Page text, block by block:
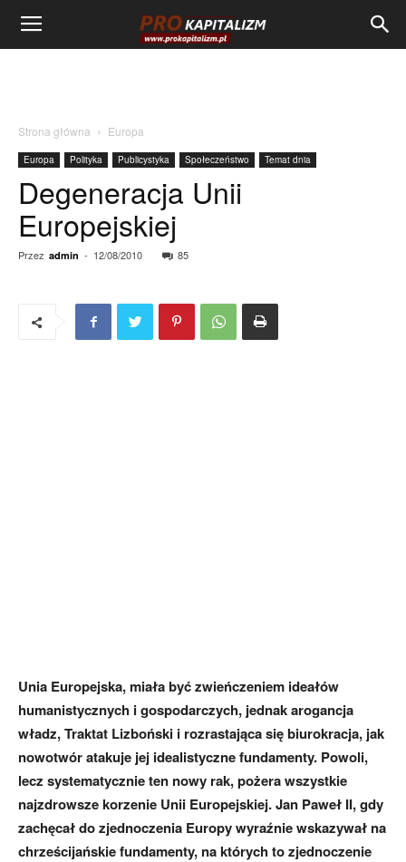
Strona główna Europa
Europa Polityka Publicystyka Społeczeństwo Temat dnia
Degeneracja Unii
Europejskiej
Przez admin - 12/08/2010 85
Unia Europejska, miała być zwieńczeniem ideałów
humanistycznych i gospodarczych, jednak arogancja
władz, Traktat Lizboński i rozrastająca się biurokracja, jak
nowotwór atakuje jej idealistyczne fundamenty. Powoli,
lecz systematycznie ten nowy rak, pożera wszystkie
najzdrowsze korzenie Unii Europejskiej. Jan Paweł II, gdy
zachęcał do zjednoczenia Europy wyraźnie wskazywał na
chrześcijańskie fundamenty, na których to zjednoczenie